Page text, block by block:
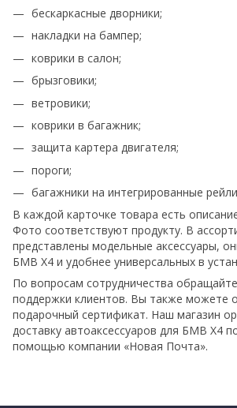
бескаркасные дворники;
накладки на бампер;
коврики в салон;
брызговики;
ветровики;
коврики в багажник;
защита картера двигателя;
пороги;
багажники на интегрированные
В каждой карточке товара есть
Фото соответствуют продукту. В
представлены модельные аксессуары,
БМВ Х4 и удобнее универсальных в
По вопросам сотрудничества
поддержки клиентов. Вы также можете
подарочный сертификат. Наш магазин
доставку автоаксессуаров для БМВ Х4
помощью компании «Новая Почта».